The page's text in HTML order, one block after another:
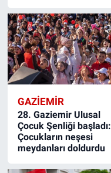
GAZIEMIR
28. Gaziemir Ulusal
Çocuk Şenliği başladı:
Çocukların neşesi
meydanları doldurdu